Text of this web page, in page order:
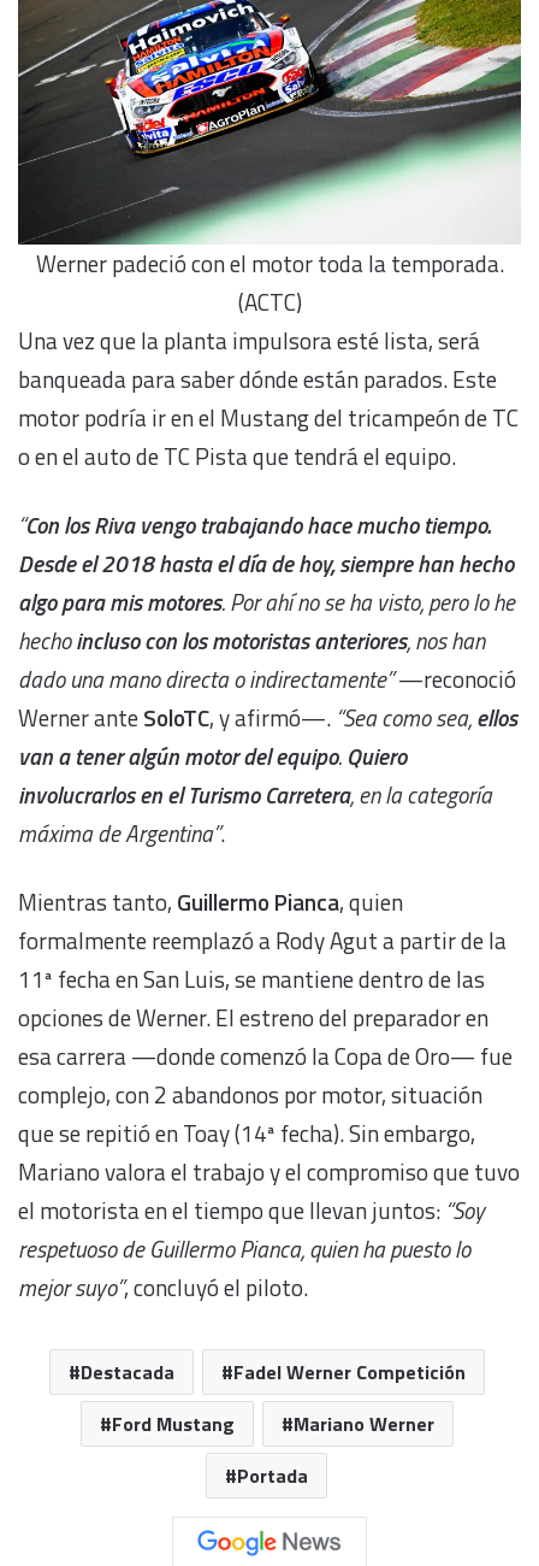
Werner padeció con el motor toda la temporada.
(ACTC)
Una vez que la planta impulsora esté lista, será
banqueada para saber dónde están parados. Este
motor podría ir en el Mustang del tricampeón de TC
o en el auto de TC Pista que tendrá el equipo.
“Con los Riva vengo trabajando hace mucho tiempo.
Desde el 2018 hasta el día de hoy, siempre han hecho
algo para mis motores. Por ahí no se ha visto, pero lo he
hechoincluso con los motoristas anteriores, nos han
dado una mano directa o indirectamente”—reconoció
Werner anteSoloTC, y afirmó—. “Sea como sea,ellos
van a tener algún motor del equipo. Quiero
involucrarlos en el Turismo Carretera, en la categoría
máxima de Argentina”.
Mientras tanto, Guillermo Pianca, quien
formalmente reemplazó a Rody Agut a partir de la
11ª fecha en San Luis, se mantiene dentro de las
opciones de Werner. El estreno del preparador en
esa carrera —donde comenzó la Copa de Oro— fue
complejo, con 2 abandonos por motor, situación
que se repitió en Toay (14ª fecha). Sin embargo,
Mariano valora el trabajo y el compromiso que tuvo
el motorista en el tiempo que llevan juntos: “Soy
respetuoso de Guillermo Pianca, quien ha puesto lo
mejor suyo”, concluyó el piloto.
Destacada
Fadel Werner Competición
Ford Mustang
Mariano Werner
Portada